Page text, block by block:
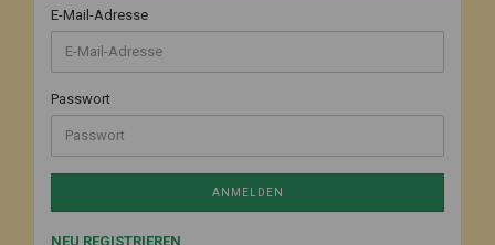
E-Mail-Adresse
Passwort
ANMELDEN
NEU REGISTRIEREN